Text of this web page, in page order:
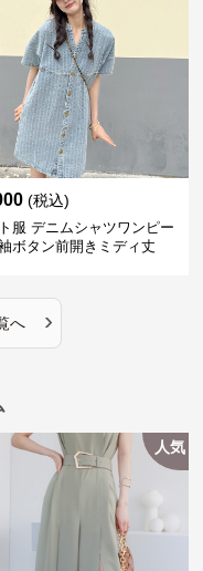
(税込)
服 デニムシャツワンピー
ボタン前開きミディ丈
へ ›
人気